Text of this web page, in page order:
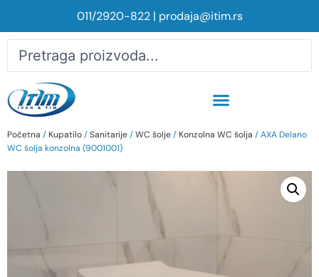
011/2920-822| prodaja@itim.rs
Početna / Kupatilo/Sanitarije/WC šolje/ Konzolna WC šolja / AXA Delano
WC šolja konzolna (9001001)